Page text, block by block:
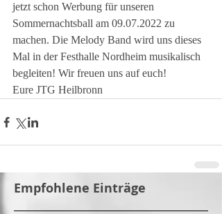
jetzt schon Werbung für unseren
Sommernachtsball am 09.07.2022 zu
machen. Die Melody Band wird uns dieses
Mal in der Festhalle Nordheim musikalisch
begleiten! Wir freuen uns auf euch!
Eure JTG Heilbronn
Empfohlene Einträge